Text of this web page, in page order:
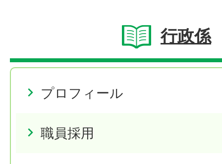
行政係
プロフィール
職員採用